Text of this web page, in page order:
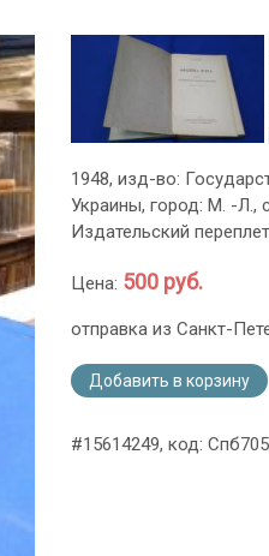
1948, изд-во:
Украины, город: М. -Л.,
Издательский
Цена: 500 руб.
отправка из Санкт-
Добавить в корзину
#15614249, код: